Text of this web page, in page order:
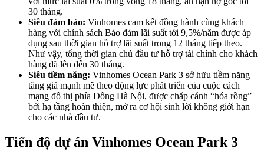
30 tháng.
Siêu đảm bảo: Vinhomes cam kết đồng hành cùng khách
hàng với chính sách Bảo đảm lãi suất tới 9,5%/năm được áp
dụng sau thời gian hỗ trợ lãi suất trong 12 tháng tiếp theo.
Như vậy, tổng thời gian chủ đầu tư hỗ trợ tài chính cho khách
hàng đã lên đến 30 tháng.
Siêu tiềm năng: Vinhomes Ocean Park 3 sở hữu tiềm năng
tăng giá mạnh mẽ theo động lực phát triển của cuộc cách
mạng đô thị phía Đông Hà Nội, được chắp cánh “hóa rồng”
bởi hạ tầng hoàn thiện, mở ra cơ hội sinh lời không giới hạn
cho các nhà đầu tư.
Tiến độ dự án Vinhomes Ocean Park 3